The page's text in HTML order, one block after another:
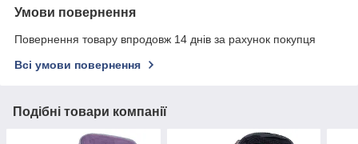
Умови повернення
Повернення товару впродовж 14 днів за рахунок покупця
Всі умови повернення
Подібні товари компанії